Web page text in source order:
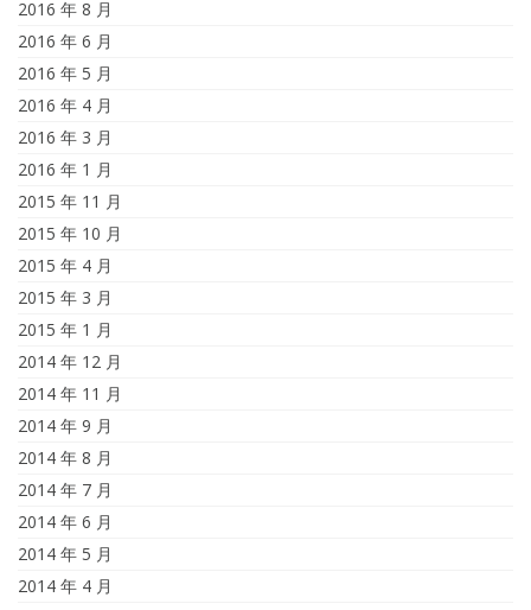
2016 年 8 月
2016 年 6 月
2016 年 5 月
2016 年 4 月
2016 年 3 月
2016 年 1 月
2015 年 11 月
2015 年 10 月
2015 年 4 月
2015 年 3 月
2015 年 1 月
2014 年 12 月
2014 年 11 月
2014 年 9 月
2014 年 8 月
2014 年 7 月
2014 年 6 月
2014 年 5 月
2014 年 4 月